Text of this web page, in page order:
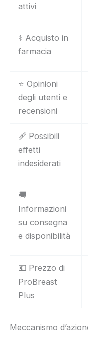
attivi
⚕️ Acquisto in
farmacia
⭐ Opinioni
degli utenti e
recensioni
🩹 Possibili
effetti
indesiderati
🚚
Informazioni
su consegna
e disponibilità
💶 Prezzo di
ProBreast
Plus
Meccanismo